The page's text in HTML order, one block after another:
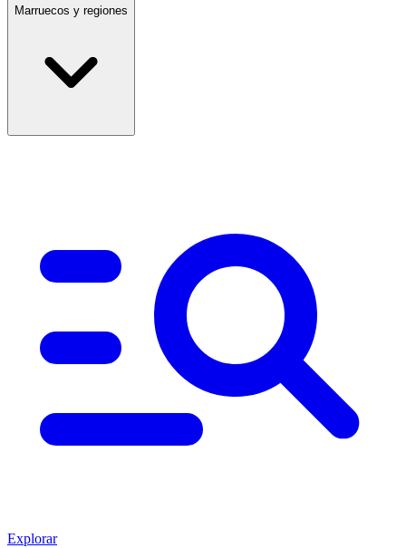
Marruecos y regiones
Explorar